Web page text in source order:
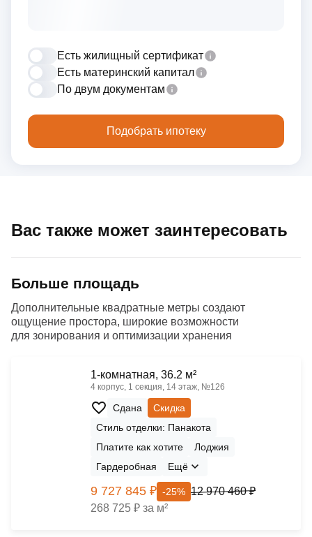
Есть жилищный сертификат
Есть материнский капитал
По двум документам
Подобрать ипотеку
Вас также может заинтересовать
Больше площадь
Дополнительные квадратные метры создают
ощущение простора, широкие возможности
для зонирования и оптимизации хранения
1-комнатная, 36.2 м²
4 корпус, 1 секция, 14 этаж, №126
Сдана
Скидка
Стиль отделки: Панакота
Платите как хотите
Лоджия
Гардеробная
Ещё
9 727 845 ₽ -25% 12 970 460 ₽
268 725 ₽ за м²